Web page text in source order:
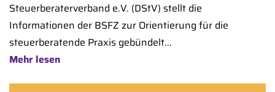
Steuerberaterverband e.V. (DStV) stellt die
Informationen der BSFZ zur Orientierung für die
steuerberatende Praxis gebündelt...
Mehr lesen